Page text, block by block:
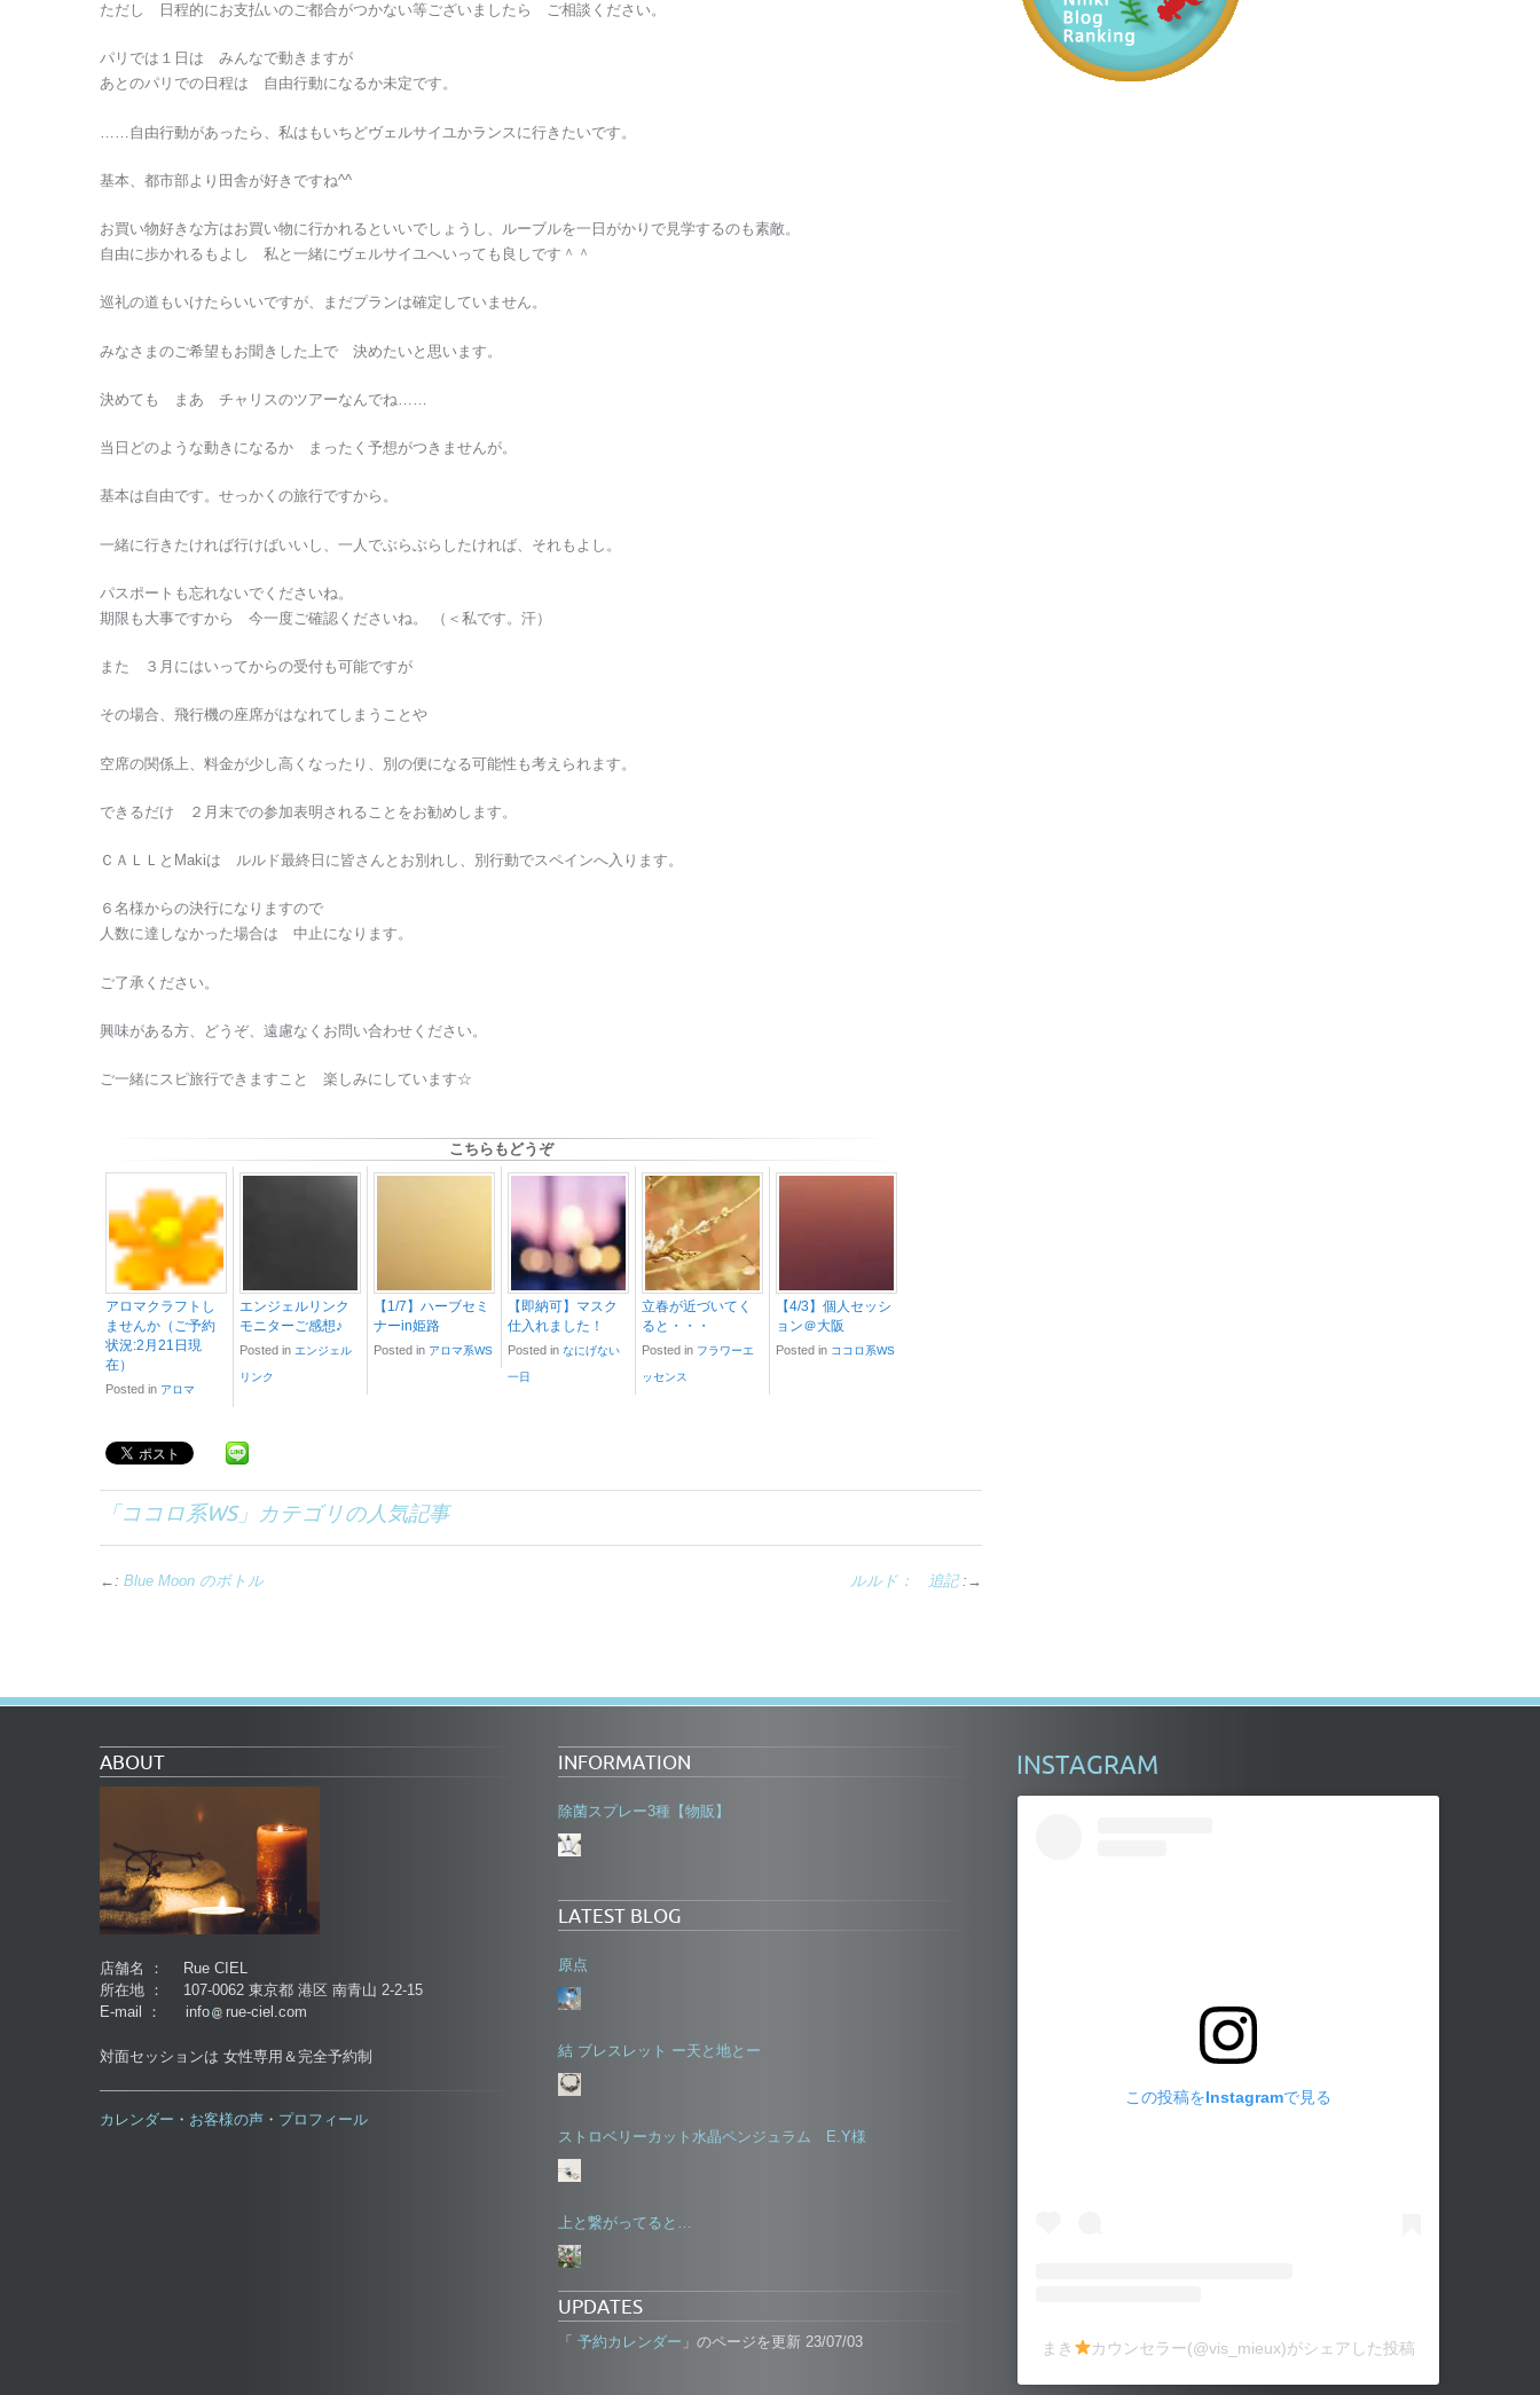
ただし 日程的にお支払いのご都合がつかない等ございましたら ご相談ください。
パリでは１日は みんなで動きますが
あとのパリでの日程は 自由行動になるか未定です。
……自由行動があったら、私はもいちどヴェルサイユかランスに行きたいです。
基本、都市部より田舎が好きですね^^
お買い物好きな方はお買い物に行かれるといいでしょうし、ルーブルを一日がかりで見学するのも素敵。
自由に歩かれるもよし 私と一緒にヴェルサイユへいっても良しです＾＾
巡礼の道もいけたらいいですが、まだプランは確定していません。
みなさまのご希望もお聞きした上で 決めたいと思います。
決めても まあ チャリスのツアーなんでね……
当日どのような動きになるか まったく予想がつきませんが。
基本は自由です。せっかくの旅行ですから。
一緒に行きたければ行けばいいし、一人でぶらぶらしたければ、それもよし。
パスポートも忘れないでくださいね。
期限も大事ですから 今一度ご確認くださいね。 （＜私です。汗）
また ３月にはいってからの受付も可能ですが
その場合、飛行機の座席がはなれてしまうことや
空席の関係上、料金が少し高くなったり、別の便になる可能性も考えられます。
できるだけ ２月末での参加表明されることをお勧めします。
ＣＡＬＬとMakiは ルルド最終日に皆さんとお別れし、別行動でスペインへ入ります。
６名様からの決行になりますので
人数に達しなかった場合は 中止になります。
ご了承ください。
興味がある方、どうぞ、遠慮なくお問い合わせください。
ご一緒にスピ旅行できますこと 楽しみにしています☆
こちらもどうぞ
アロマクラフトし
ませんか（ご予約
状況:2月21日現
在）
Posted in アロマ
エンジェルリンク
モニターご感想♪
Posted in エンジェル
リンク
【1/7】ハーブセミ
ナーin姫路
Posted in アロマ系WS
【即納可】マスク
仕入れました！
Posted in なにげない
一日
立春が近づいてく
ると・・・
Posted in フラワーエ
ッセンス
【4/3】個人セッシ
ョン＠大阪
Posted in ココロ系WS
「ココロ系WS」カテゴリの人気記事
←: Blue Moon のボトル ルルド： 追記:→
ABOUT
店舗名 ： Rue CIEL
所在地 ： 107-0062 東京都 港区 南青山 2-2-15
E-mail ： info
rue-ciel.com
対面セッションは 女性専用＆完全予約制
カレンダー ・ お客様の声 ・ プロフィール
INFORMATION
除菌スプレー3種【物販】
LATEST BLOG
原点
結 ブレスレット ー天と地とー
ストロベリーカット水晶ペンジュラム E.Y様
上と繋がってると…
UPDATES
「 予約カレンダー 」のページを更新 23/07/03
INSTAGRAM
この投稿をInstagramで見る
まき カウンセラー(@vis_mieux)がシェアした投稿